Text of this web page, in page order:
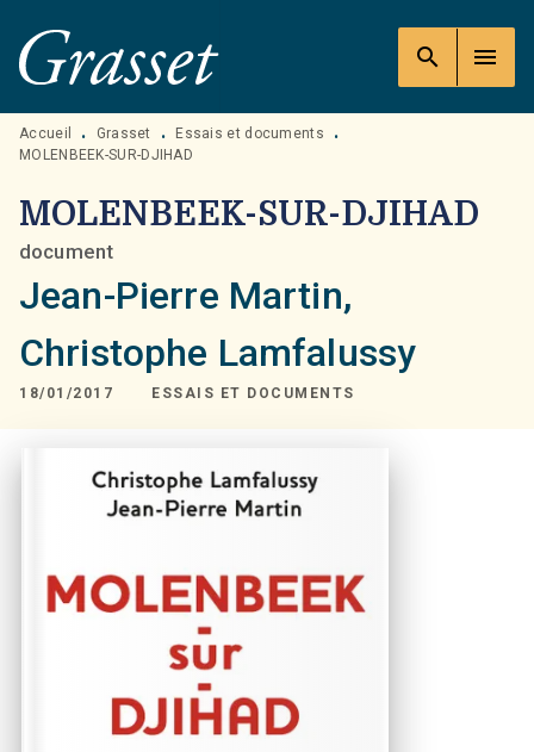
MENU RECHERCHE
PIED DE PAGE
search menu
Accueil • Grasset • Essais et documents
•
MOLENBEEK-SUR-DJIHAD
MOLENBEEK-SUR-DJIHAD
document
Jean-Pierre Martin,
Christophe Lamfalussy
18/01/2017 ESSAIS ET DOCUMENTS